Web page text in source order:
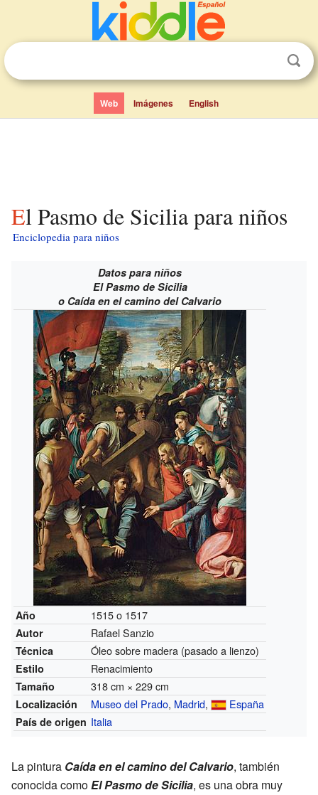
Web Imágenes English
El Pasmo de Sicilia para niños
Enciclopedia para niños
Datos para niños
El Pasmo de Sicilia
o Caída en el camino del Calvario
Año 1515 o 1517
Autor Rafael Sanzio
Técnica Óleo sobre madera (pasado a lienzo)
Estilo Renacimiento
Tamaño 318 cm × 229 cm
Localización Museo del Prado, Madrid, España
País de origen Italia
La pintura Caída en el camino del Calvario, también
conocida comoEl Pasmo de Sicilia, es una obra muy